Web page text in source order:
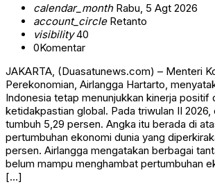
calendar_monthRabu, 5 Agt 2026
account_circleRetanto
visibility40
0Komentar
JAKARTA, (Duasatunews.com) – Menteri
Perekonomian, Airlangga Hartarto,
Indonesia tetap menunjukkan kinerja positif
ketidakpastian global. Pada triwulan II 2026,
tumbuh 5,29 persen. Angka itu berada di
pertumbuhan ekonomi dunia yang
persen. Airlangga mengatakan berbagai
belum mampu menghambat pertumbuhan
[…]